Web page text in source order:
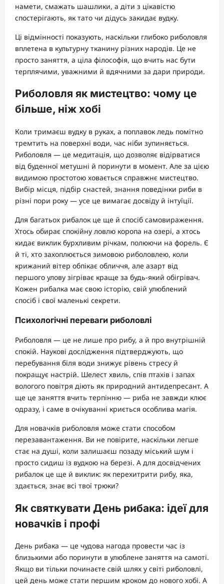
намети, смажать шашлики, а діти з цікавістю
спостерігають, як тато чи дідусь закидає вудку.
Ці відмінності показують, наскільки глибоко риболовля
вплетена в культурну тканину різних народів. Це не
просто заняття, а ціла філософія, що вчить нас бути
терплячими, уважними й вдячними за дари природи.
Риболовля як мистецтво: чому це
більше, ніж хобі
Коли тримаєш вудку в руках, а поплавок ледь помітно
тремтить на поверхні води, час ніби зупиняється.
Риболовля — це медитація, що дозволяє відірватися
від буденної метушні й поринути в момент. Але за цією
видимою простотою ховається справжнє мистецтво.
Вибір місця, підбір снастей, знання поведінки риби в
різні пори року — усе це вимагає досвіду й інтуїції.
Для багатьох рибалок це ще й спосіб самовираження.
Хтось обирає спокійну ловлю коропа на озері, а хтось
кидає виклик бурхливим річкам, полюючи на форель. Є
й ті, хто захоплюється зимовою риболовлею, коли
крижаний вітер обпікає обличчя, але азарт від
першого улову зігріває краще за будь-який обігрівач.
Кожен рибалка має свою історію, свій улюблений
спосіб і свої маленькі секрети.
Психологічні переваги риболовлі
Риболовля — це не лише про рибу, а й про внутрішній
спокій. Наукові дослідження підтверджують, що
перебування біля води знижує рівень стресу й
покращує настрій. Шелест хвиль, спів птахів і запах
вологого повітря діють як природний антидепресант. А
ще це заняття вчить терпінню — риба не завжди клює
одразу, і саме в очікуванні криється особлива магія.
Для новачків риболовля може стати способом
перезавантаження. Ви не повірите, наскільки легше
стає на душі, коли залишаєш позаду міський шум і
просто сидиш із вудкою на березі. А для досвідчених
рибалок це ще й виклик: як перехитрити рибу, яка,
здається, знає всі твої трюки?
Як святкувати День рибака: ідеї для
новачків і профі
День рибака — це чудова нагода провести час із
близькими або поринути в улюблене заняття на самоті.
Якщо ви тільки починаєте свій шлях у світі риболовлі,
цей день може стати першим кроком до нового хобі. А